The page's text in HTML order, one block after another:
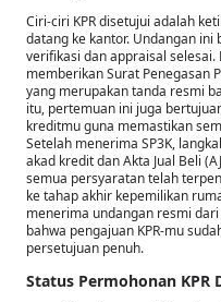
Ciri-ciri KPR disetujui adalah
datang ke kantor. Undangan ini
verifikasi dan appraisal
memberikan Surat Penegasan
yang merupakan tanda resmi
itu, pertemuan ini juga
kreditmu guna memastikan
Setelah menerima SP3K,
akad kredit dan Akta Jual Beli
semua persyaratan telah
ke tahap akhir kepemilikan
menerima undangan resmi
bahwa pengajuan KPR-mu
persetujuan penuh.
Status Permohonan KPR